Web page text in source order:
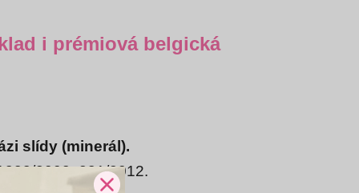
i prémiová belgická
slídy (minerál).
2008, 231/2012.